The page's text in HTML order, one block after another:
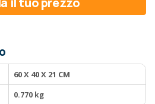
60 X 40 X 21 CM
0.770 kg